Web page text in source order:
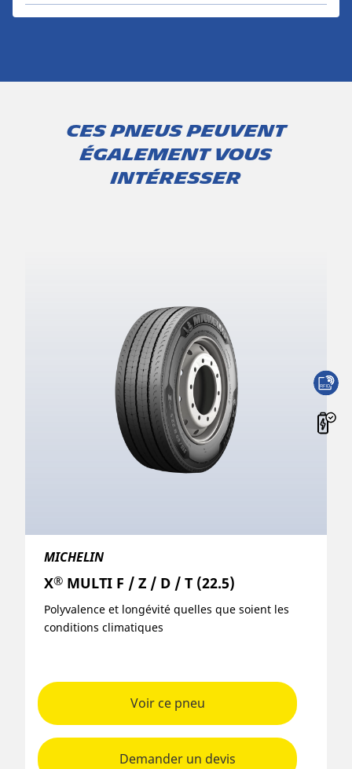
Ces pneus peuvent
également vous
intéresser
MICHELIN
X® MULTI F / Z / D / T (22.5)
Polyvalence et longévité quelles que soient les
conditions climatiques
Voir ce pneu
Demander un devis